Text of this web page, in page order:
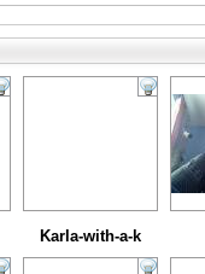
Karla-with-a-k